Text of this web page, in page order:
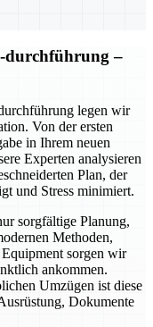
durchführung –
legen wir
Von der ersten
in Ihrem neuen
Experten analysieren
Plan, der
und Stress minimiert.
sorgfältige Planung,
Methoden,
Equipment sorgen wir
ankommen.
Umzügen ist diese
Dokumente